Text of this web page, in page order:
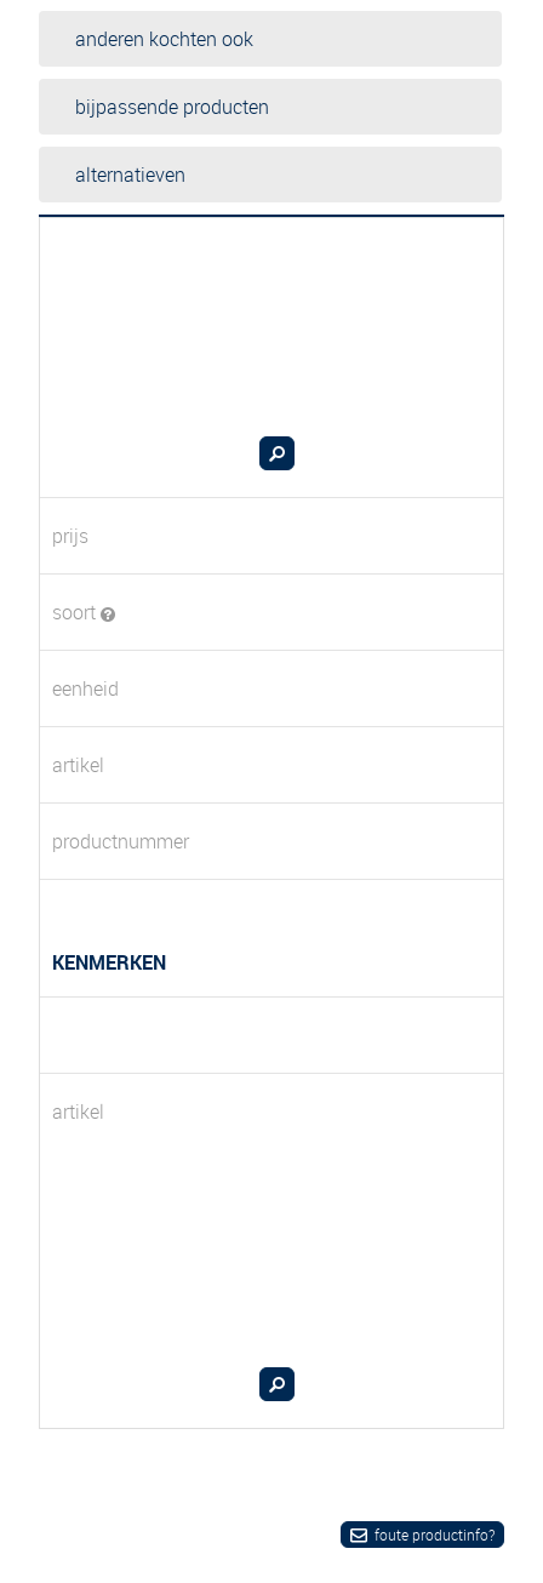
anderen kochten ook
bijpassende producten
alternatieven
prijs
soort
eenheid
artikel
productnummer
KENMERKEN
artikel
foute productinfo?